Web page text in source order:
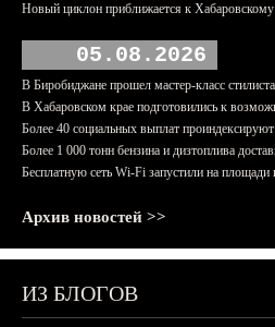
Новый циклон приближается к
05.08.2026
В Биробиджане прошел мастер-класс
В Хабаровском крае подготовились к
Более 40 социальных выплат
Более 1 000 тонн бензина и дизтоплива
Бесплатную сеть Wi-Fi запустили на
Архив новостей >>
ИЗ БЛОГОВ